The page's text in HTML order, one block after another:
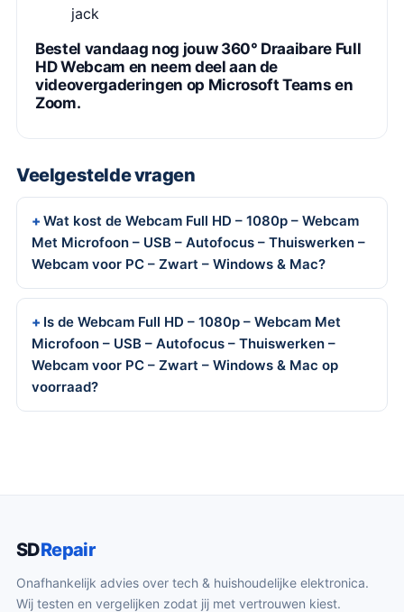
jack
Bestel vandaag nog jouw 360° Draaibare Full
HD Webcam en neem deel aan de
videovergaderingen op Microsoft Teams en
Zoom.
Veelgestelde vragen
Wat kost de Webcam Full HD – 1080p – Webcam
Met Microfoon – USB – Autofocus – Thuiswerken –
Webcam voor PC – Zwart – Windows & Mac?
Is de Webcam Full HD – 1080p – Webcam Met
Microfoon – USB – Autofocus – Thuiswerken –
Webcam voor PC – Zwart – Windows & Mac op
voorraad?
SDRepair
Onafhankelijk advies over tech & huishoudelijke elektronica.
Wij testen en vergelijken zodat jij met vertrouwen kiest.